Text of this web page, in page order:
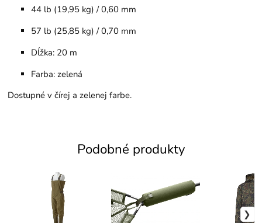
44 lb (19,95 kg) / 0,60 mm
57 lb (25,85 kg) / 0,70 mm
Dĺžka: 20 m
Farba: zelená
Dostupné v čírej a zelenej farbe.
Podobné produkty